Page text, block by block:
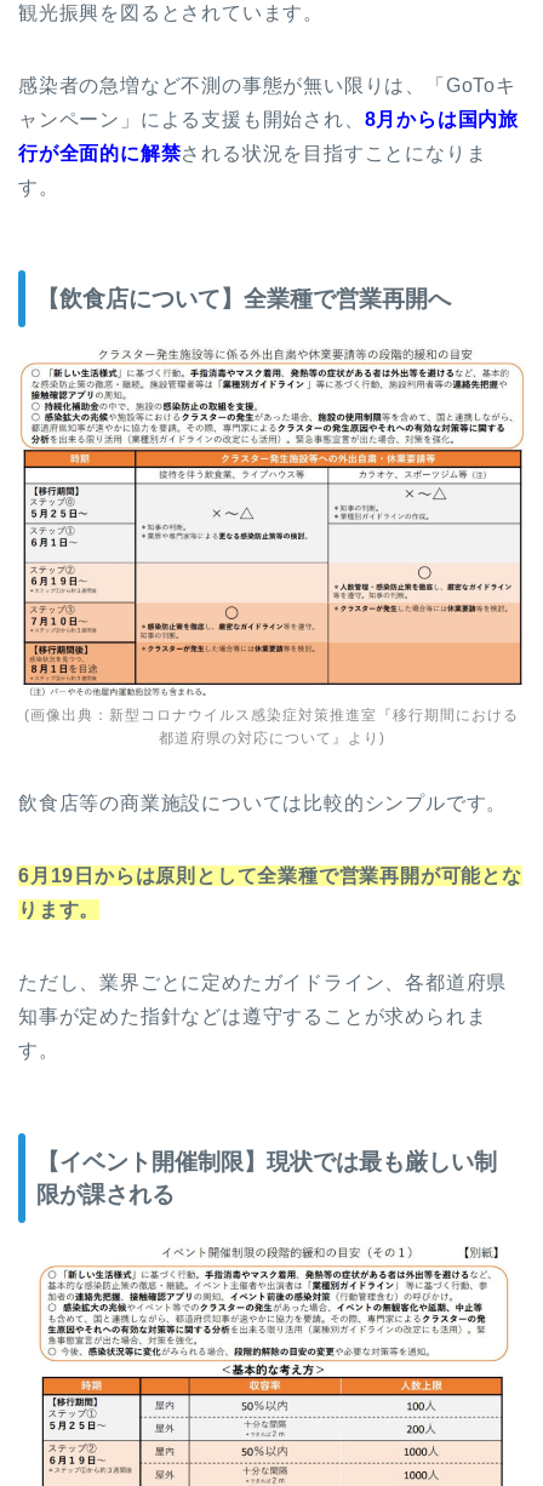
観光振興を図るとされています。
感染者の急増など不測の事態が無い限りは、「GoToキ
ャンペーン」による支援も開始され、 8月からは国内旅
行が全面的に解禁される状況を目指すことになりま
す。
【飲食店について】全業種で営業再開へ
(画像出典： 新型コロナウイルス感染症対策推進室『移行期間における
都道府県の対応について』
より)
飲食店等の商業施設については比較的シンプルです。
6月19日からは原則として全業種で営業再開が可能とな
ります。
ただし、業界ごとに定めたガイドライン、各都道府県
知事が定めた指針などは遵守することが求められま
す。
【イベント開催制限】現状では最も厳しい制
限が課される